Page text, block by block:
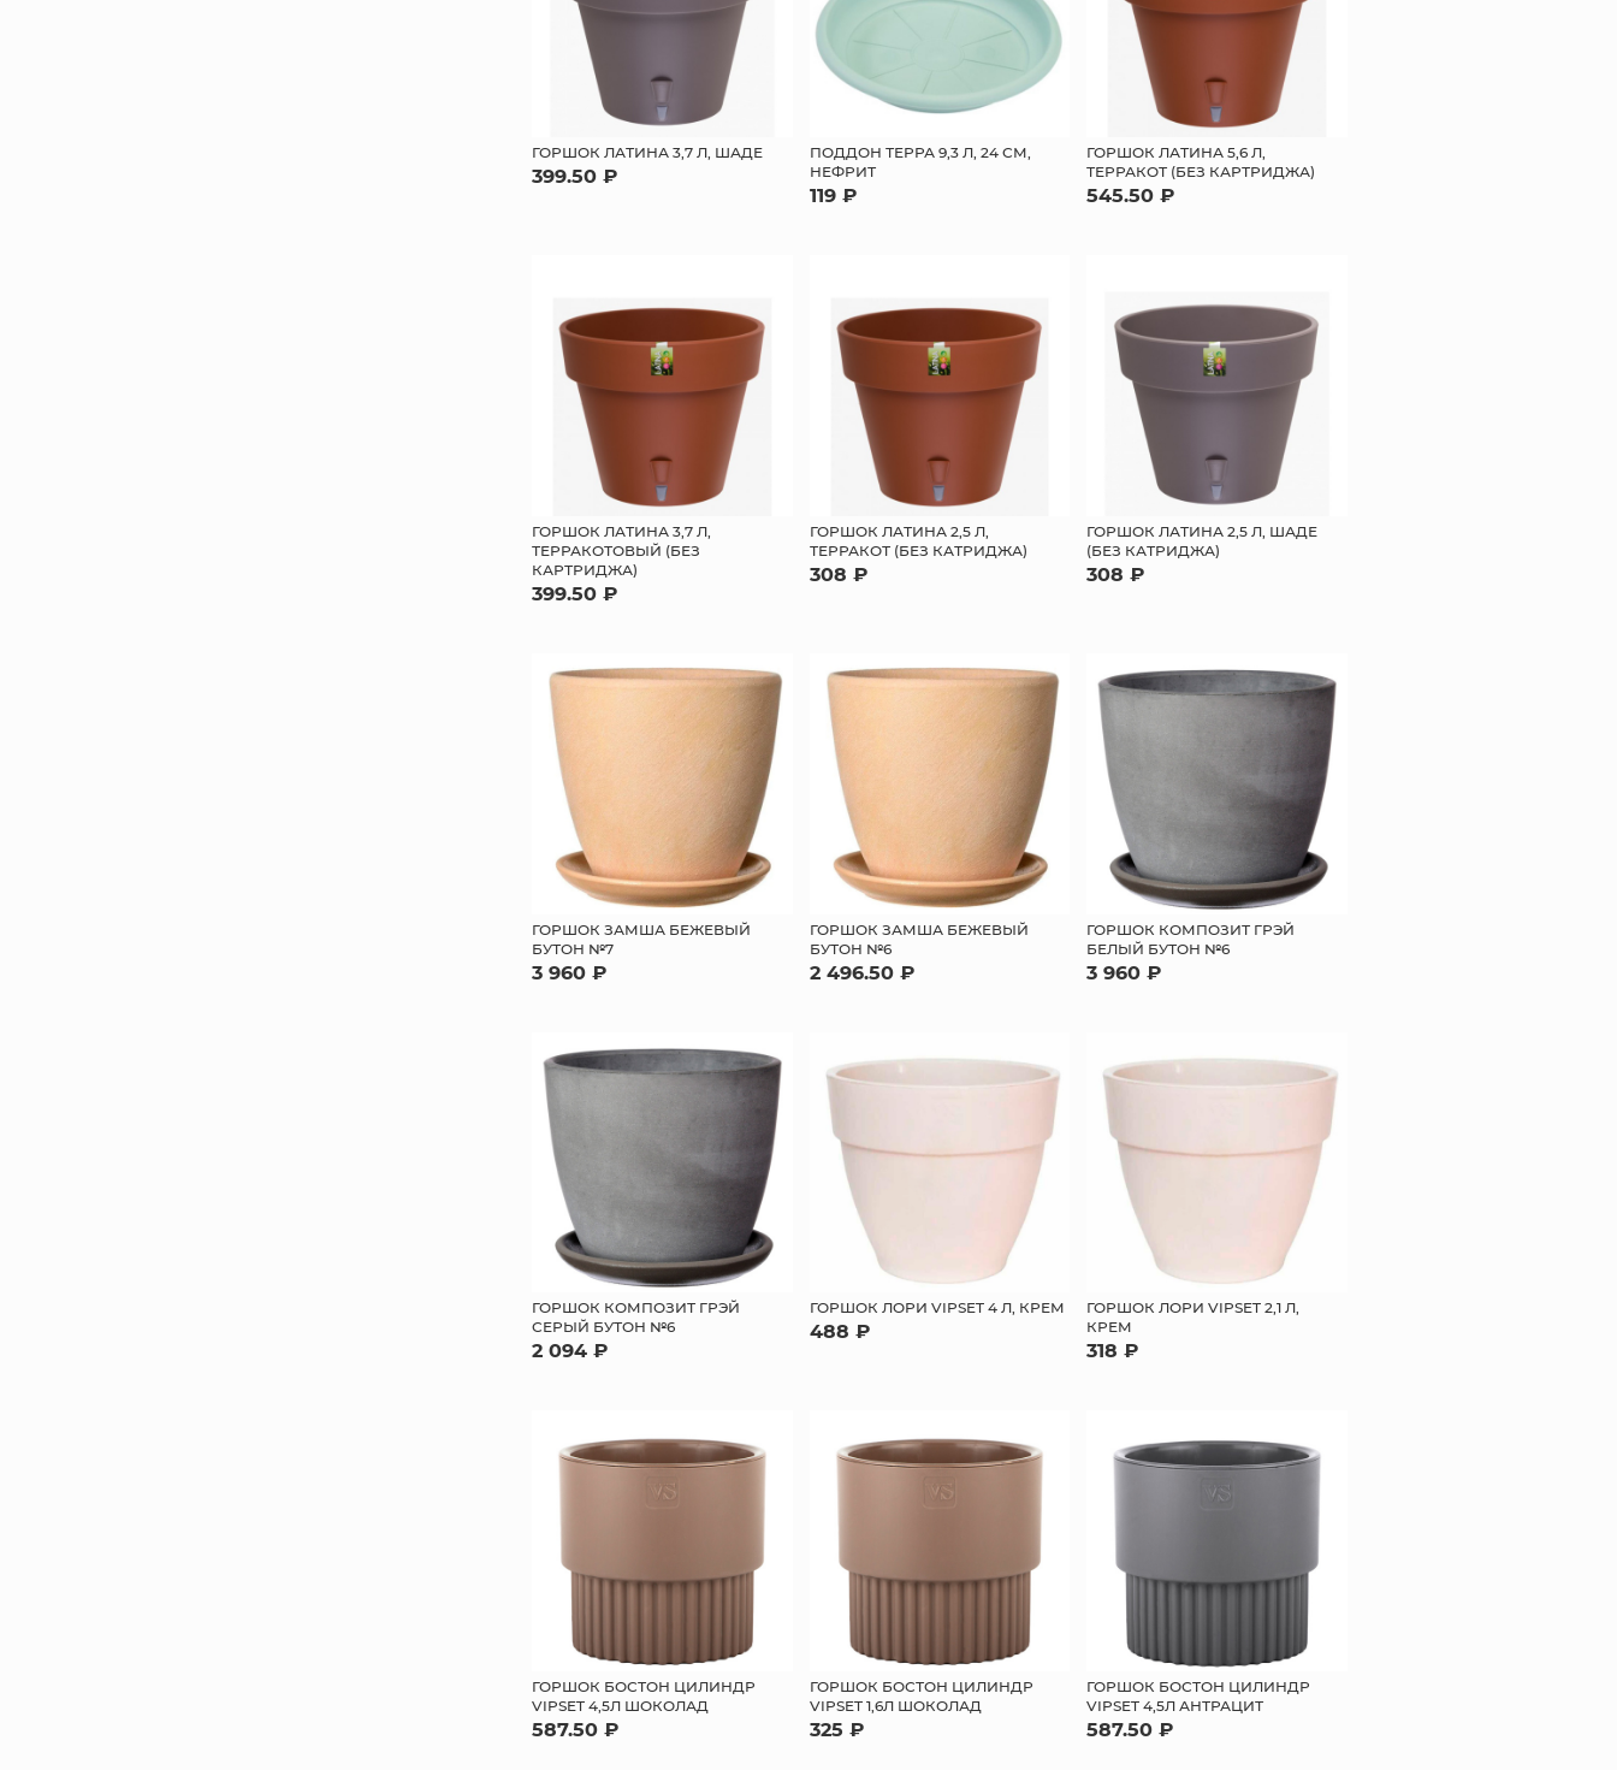
ГОРШОК ЛАТИНА 3,7 Л, ШАДЕ
399.50 ₽
ПОДДОН ТЕРРА 9,3 Л, 24 СМ,
НЕФРИТ
119 ₽
ГОРШОК ЛАТИНА 5,6 Л,
ТЕРРАКОТ (БЕЗ КАРТРИДЖА)
545.50 ₽
ГОРШОК ЛАТИНА 3,7 Л,
ТЕРРАКОТОВЫЙ (БЕЗ
КАРТРИДЖА)
399.50 ₽
ГОРШОК ЛАТИНА 2,5 Л,
ТЕРРАКОТ (БЕЗ КАТРИДЖА)
308 ₽
ГОРШОК ЛАТИНА 2,5 Л, ШАДЕ
(БЕЗ КАТРИДЖА)
308 ₽
ГОРШОК ЗАМША БЕЖЕВЫЙ
БУТОН №7
3 960 ₽
ГОРШОК ЗАМША БЕЖЕВЫЙ
БУТОН №6
2 496.50 ₽
ГОРШОК КОМПОЗИТ ГРЭЙ
БЕЛЫЙ БУТОН №6
3 960 ₽
ГОРШОК КОМПОЗИТ ГРЭЙ
СЕРЫЙ БУТОН №6
2 094 ₽
ГОРШОК ЛОРИ VIPSET 4 Л, КРЕМ
488 ₽
ГОРШОК ЛОРИ VIPSET 2,1 Л,
КРЕМ
318 ₽
ГОРШОК БОСТОН ЦИЛИНДР
VIPSET 4,5Л ШОКОЛАД
587.50 ₽
ГОРШОК БОСТОН ЦИЛИНДР
VIPSET 1,6Л ШОКОЛАД
325 ₽
ГОРШОК БОСТОН ЦИЛИНДР
VIPSET 4,5Л АНТРАЦИТ
587.50 ₽